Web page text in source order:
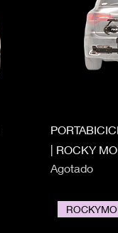
| ROCKY
Agotado